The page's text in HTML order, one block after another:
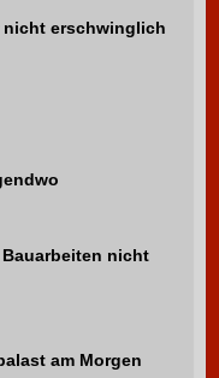
nicht erschwinglich
Bauarbeiten nicht
am Morgen